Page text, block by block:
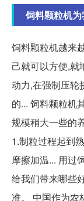
饲料颗粒机
饲料颗粒机越来
己就可以方便,就
动力,在强制压轮
的... 饲料颗粒机
规模稍大一些的
1.制粒过程起到
摩擦加温... 用过
给我们带来哪些
准。 中国作为农